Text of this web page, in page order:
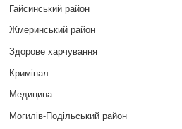
Гайсинський район
Жмеринський район
Здорове харчування
Кримінал
Медицина
Могилів-Подільський район